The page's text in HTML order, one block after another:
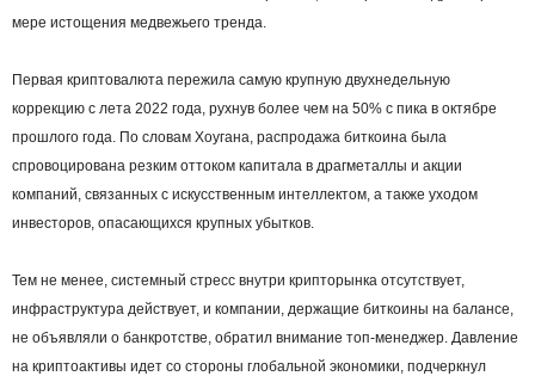
мере истощения медвежьего тренда.
Первая криптовалюта пережила самую крупную двухнедельную
коррекцию с лета 2022 года, рухнув более чем на 50% с пика в октябре
прошлого года. По словам Хоугана, распродажа биткоина была
спровоцирована резким оттоком капитала в драгметаллы и акции
компаний, связанных с искусственным интеллектом, а также уходом
инвесторов, опасающихся крупных убытков.
Тем не менее, системный стресс внутри крипторынка отсутствует,
инфраструктура действует, и компании, держащие биткоины на балансе,
не объявляли о банкротстве, обратил внимание топ-менеджер. Давление
на криптоактивы идет со стороны глобальной экономики, подчеркнул